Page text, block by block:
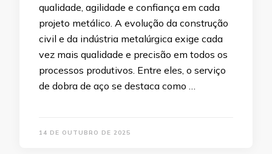
qualidade, agilidade e confiança em cada
projeto metálico. A evolução da construção
civil e da indústria metalúrgica exige cada
vez mais qualidade e precisão em todos os
processos produtivos. Entre eles, o serviço
de dobra de aço se destaca como …
14 DE OUTUBRO DE 2025